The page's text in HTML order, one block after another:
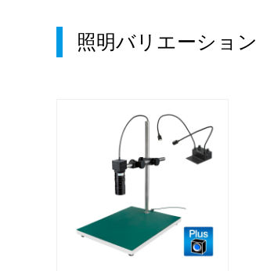
照明バリエーション